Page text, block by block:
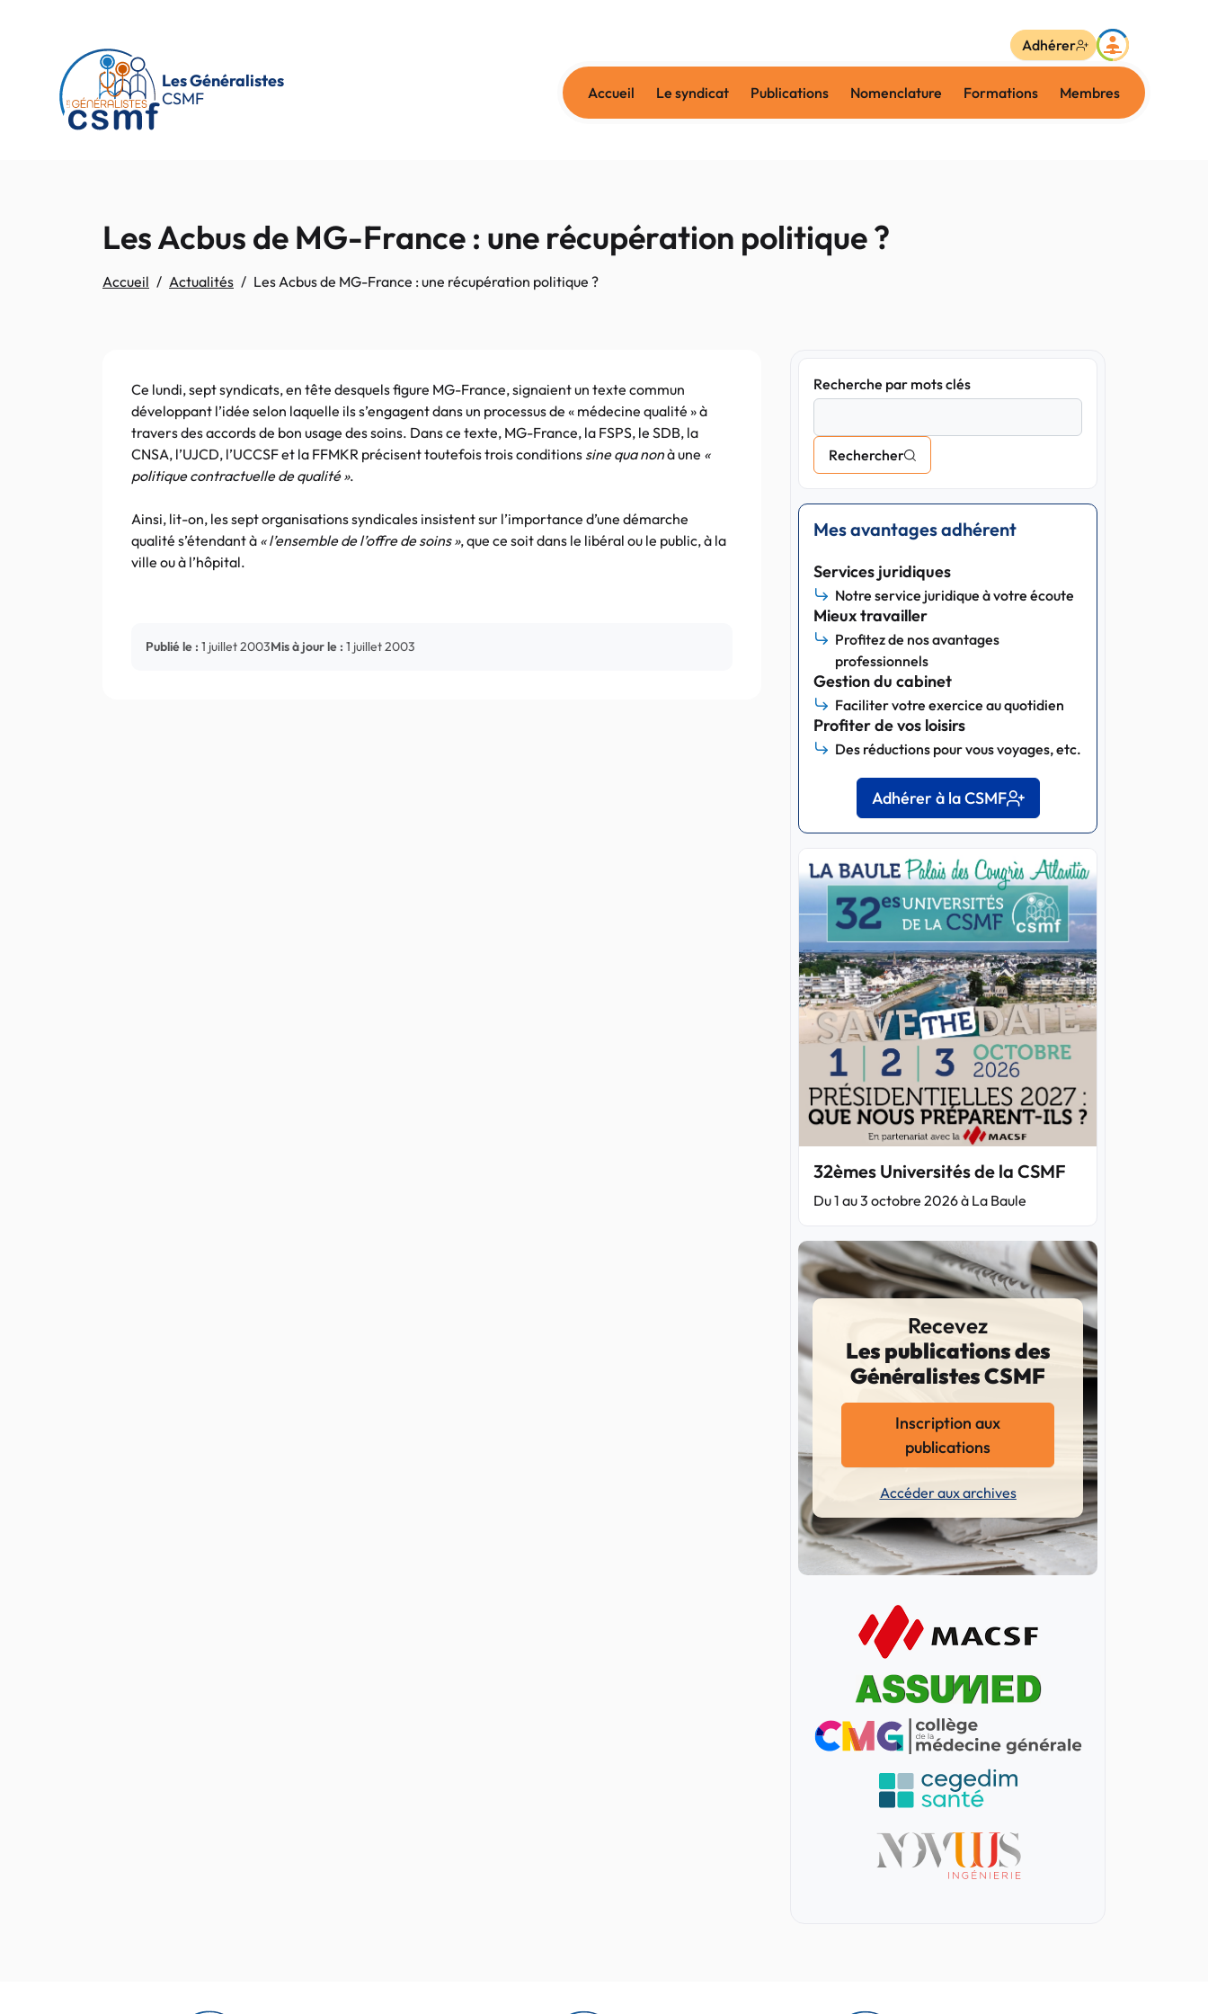
Les Généralistes
CSMF
Accueil Le syndicat Publications Nomenclature Formations Membres
Adhérer
Les Acbus de MG-France : une récupération politique ?
Accueil Actualités Les Acbus de MG-France : une récupération politique ?
Ce lundi, sept syndicats, en tête desquels figure MG-France, signaient un texte commun
développant l’idée selon laquelle ils s’engagent dans un processus de « médecine qualité » à
travers des accords de bon usage des soins. Dans ce texte, MG-France, la FSPS, le SDB, la
CNSA, l’UJCD, l’UCCSF et la FFMKR précisent toutefois trois conditions sine qua nonà une «
politique contractuelle de qualité ».
Ainsi, lit-on, les sept organisations syndicales insistent sur l’importance d’une démarche
qualité s’étendant à « l’ensemble de l’offre de soins », que ce soit dans le libéral ou le public, à la
ville ou à l’hôpital.
Publié le : 1 juillet 2003Mis à jour le : 1 juillet 2003
Recherche par mots clés
Rechercher
Mes avantages adhérent
Services juridiques
Notre service juridique à votre écoute
Mieux travailler
Profitez de nos avantages
professionnels
Gestion du cabinet
Faciliter votre exercice au quotidien
Profiter de vos loisirs
Des réductions pour vous voyages, etc.
Adhérer à la CSMF
32èmes Universités de la CSMF
Du 1 au 3 octobre 2026 à La Baule
Recevez
Les publications des
Généralistes CSMF
Inscription aux
publications
Accéder aux archives